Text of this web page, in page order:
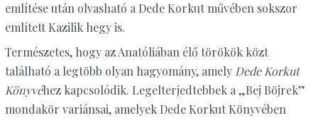
említése után olvasható a Dede Korkut művében sokszor
említett Kazilik hegy is.
Természetes, hogy az Anatóliában élő törökök közt
található a legtöbb olyan hagyomány, amely Dede Korkut
Könyvéhez kapcsolódik. Legelterjedtebbek a „Bej Böjrek”
mondakör variánsai, amelyek Dede Korkut Könyvében